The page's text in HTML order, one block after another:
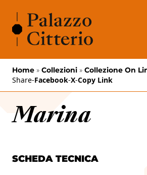
Home » Collezioni » Collezione On
Share-Facebook-X-Copy Link
Marina
SCHEDA TECNICA